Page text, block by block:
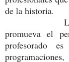
de la historia.
La escuela
promueva el
profesorado